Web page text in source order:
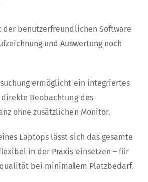
benutzerfreundlichen Software
und Auswertung noch
ermöglicht ein integriertes
Beobachtung des
ohne zusätzlichen Monitor.
Laptops lässt sich das gesamte
in der Praxis einsetzen – für
bei minimalem Platzbedarf.